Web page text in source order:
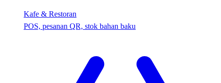
Kafe & Restoran
POS, pesanan QR, stok bahan baku